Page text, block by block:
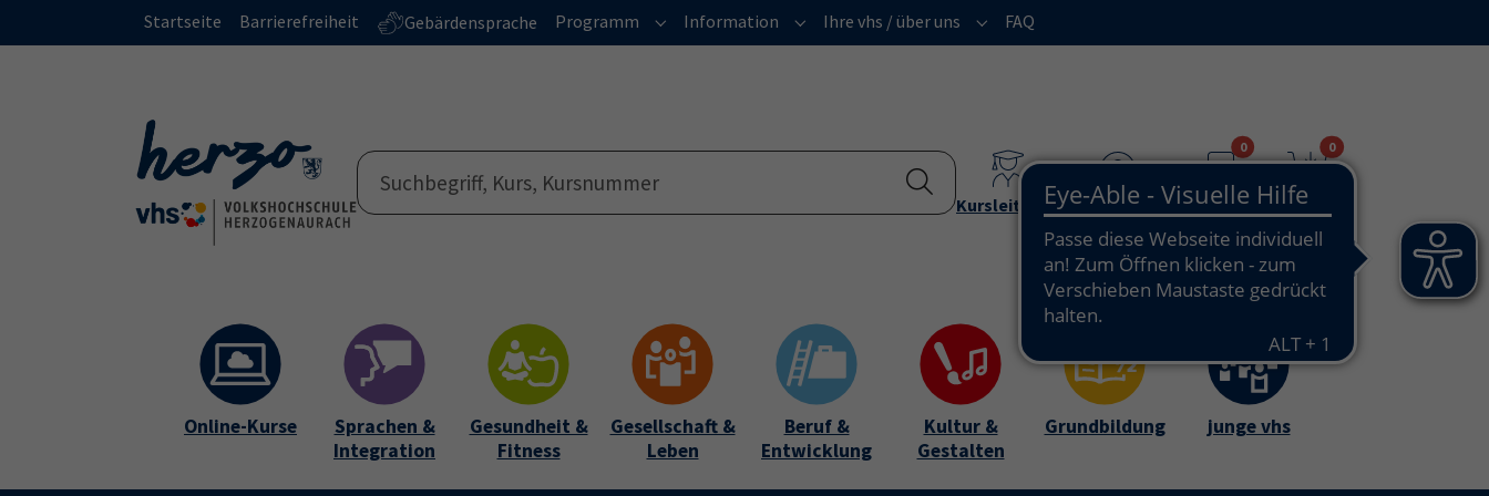
Skip to main content
Skip to page footerStartseite Barrierefreiheit Gebärdensprache Programm Submenu for "Programm"
Information Submenu for "Information"
Ihre vhs / über uns Submenu for "Ihre vhs / über uns"
FAQ
KursleitendeTeilnehmende
0
Merkzettel
0
Warenkorb
Online-Kurse
Sprachen &
Integration
Gesundheit &
Fitness
Gesellschaft &
Leben
Beruf &
Entwicklung
Kultur &
Gestalten
Grundbildung junge vhs